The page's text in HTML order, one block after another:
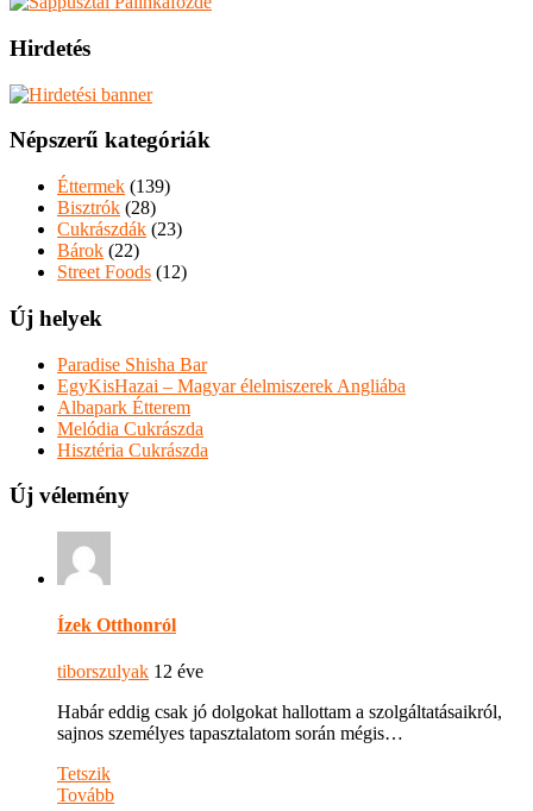
Hirdetés
Népszerű kategóriák
Éttermek (139)
Bisztrók (28)
Cukrászdák (23)
Bárok (22)
Street Foods (12)
Új helyek
Paradise Shisha Bar
EgyKisHazai – Magyar élelmiszerek Angliába
Albapark Étterem
Melódia Cukrászda
Hisztéria Cukrászda
Új vélemény
Ízek Otthonról
tiborszulyak 12 éve
Habár eddig csak jó dolgokat hallottam a szolgáltatásaikról,
sajnos személyes tapasztalatom során mégis…
Tetszik
Tovább